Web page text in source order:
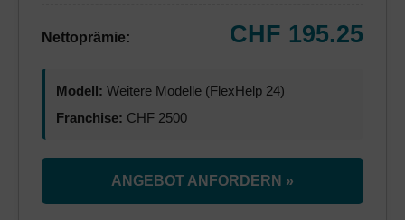
Nettoprämie: CHF 195.25
Modell: Weitere Modelle (FlexHelp 24)
Franchise: CHF 2500
ANGEBOT ANFORDERN »